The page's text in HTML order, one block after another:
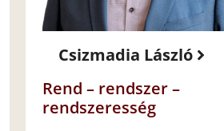
Csizmadia László
Rend – rendszer –
rendszeresség